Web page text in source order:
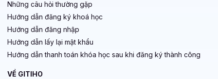
Những câu hỏi thường gặp
Hướng dẫn đăng ký khoá học
Hướng dẫn đăng nhập
Hướng dẫn lấy lại mật khẩu
Hướng dẫn thanh toán khóa học sau khi đăng ký thành công
VỀ GITIHO